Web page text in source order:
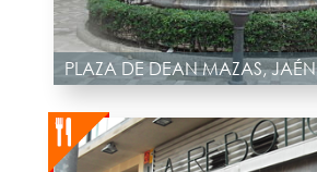
PLAZA DE DEAN MAZAS, JAÉN